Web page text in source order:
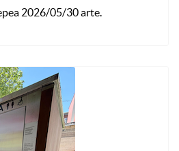
2026/05/30 arte.